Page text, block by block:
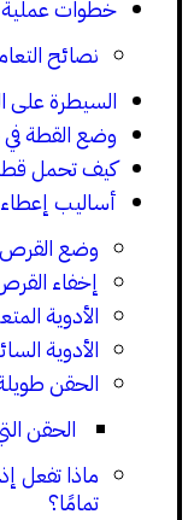
خطوات عملية
نصائح
السيطرة على
وضع القطة
كيف تحمل
أساليب إعطاء
وضع القرص
إخفاء
الأدوية
الأدوية
الحقن
الحقن
ماذا تفعل
تمامًا؟